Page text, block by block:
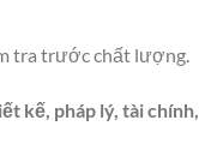
tra trước chất lượng.
kế, pháp lý, tài chính,